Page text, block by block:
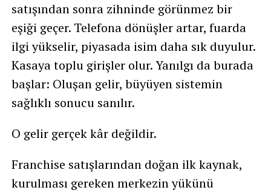
satışından sonra zihninde görünmez bir
eşiği geçer. Telefona dönüşler artar, fuarda
ilgi yükselir, piyasada isim daha sık duyulur.
Kasaya toplu girişler olur. Yanılgı da burada
başlar: Oluşan gelir, büyüyen sistemin
sağlıklı sonucu sanılır.
O gelir gerçek kâr değildir.
Franchise satışlarından doğan ilk kaynak,
kurulması gereken merkezin yükünü